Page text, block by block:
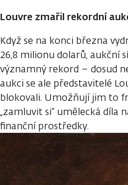
Louvre zmařil rekordní
Když se na konci března
26,8 milionu dolarů, aukční
významný rekord – dosud
aukci se ale představitelé
blokovali. Umožňují jim to
„zamluvit si“ umělecká díla
finanční prostředky.